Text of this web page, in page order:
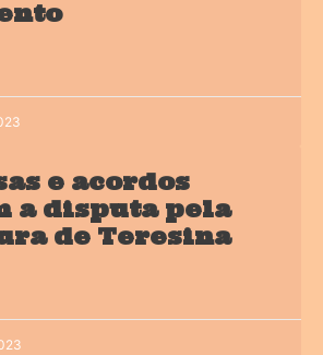
e acordos
a disputa pela
de Teresina